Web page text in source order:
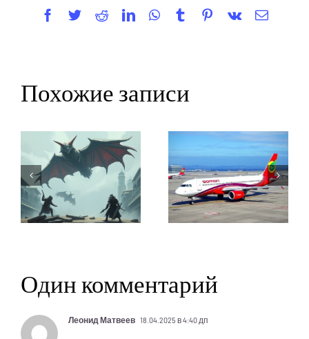
Facebook
TwitterRedditLinkedInWhatsApp
TumblrPinterest
Vk Email
Похожие записи
Один комментарий
Леонид Матвеев 18.04.2025 в 4:40 дп